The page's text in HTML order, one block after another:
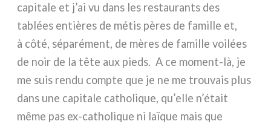
capi­ta­le et j’ai vu dans les restau­ran­ts des
tablées entiè­res de métis pères de famil­le et,
à côté, sépa­ré­ment, de mères de famil­le voi­lées
de noir de la tête aux pieds. A ce moment-là, je
me suis ren­du comp­te que je ne me trou­vais plus
dans une capi­ta­le catho­li­que, qu’elle n’était
même pas ex-catholique ni laï­que mais que